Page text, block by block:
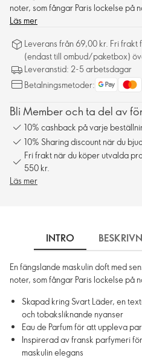
noter, som fångar Paris lockelse på
Läs mer
Leverans från 69,00 kr. Fri
(endast till ombud/paketbox)
Leveranstid: 2-5 arbetsdagar
Betalningsmetoder:
Bli Member och ta del av
10% cashback på varje
10% Sharing discount när du
Fri frakt när du köper utvalda
550 kr.
Läs mer
INTRO
En fängslande maskulin doft med
noter, som fångar Paris lockelse på
Skapad kring Svart Läder, en
och tobaksliknande nyanser
Eau de Parfum för att uppleva
Inspirerad av fransk parfymeri
maskulin elegans